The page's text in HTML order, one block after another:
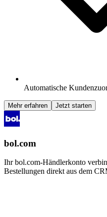
Automatische
Mehr erfahren Jetzt starten
bol.com
Ihr bol.com-Händlerkonto
Bestellungen direkt aus dem